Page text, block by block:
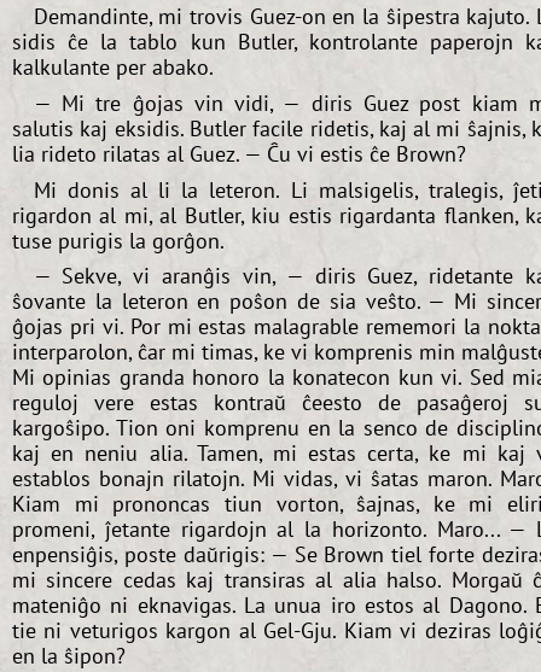
Demandinte, mi trovis Guez-on en la ŝipestra kajuto.
sidis ĉe la tablo kun Butler, kontrolante paperojn
kalkulante per abako.
— Mi tre ĝojas vin vidi, — diris Guez post kiam
salutis kaj eksidis. Butler facile ridetis, kaj al mi ŝajnis,
lia rideto rilatas al Guez. — Ĉu vi estis ĉe Brown?
Mi donis al li la leteron. Li malsigelis, tralegis,
rigardon al mi, al Butler, kiu estis rigardanta flanken,
tuse purigis la gorĝon.
— Sekve, vi aranĝis vin, — diris Guez, ridetante
ŝovante la leteron en poŝon de sia veŝto. — Mi
ĝojas pri vi. Por mi estas malagrable rememori la
interparolon, ĉar mi timas, ke vi komprenis min
Mi opinias granda honoro la konatecon kun vi. Sed
reguloj vere estas kontraŭ ĉeesto de pasaĝeroj
kargoŝipo. Tion oni komprenu en la senco de
kaj en neniu alia. Tamen, mi estas certa, ke mi kaj
establos bonajn rilatojn. Mi vidas, vi ŝatas maron.
Kiam mi prononcas tiun vorton, ŝajnas, ke mi
promeni, ĵetante rigardojn al la horizonto. Maro... —
enpensiĝis, poste daŭrigis: — Se Brown tiel forte
mi sincere cedas kaj transiras al alia halso. Morgaŭ
mateniĝo ni eknavigas. La unua iro estos al Dagono.
tie ni veturigos kargon al Gel-Gju. Kiam vi deziras
en la ŝipon?